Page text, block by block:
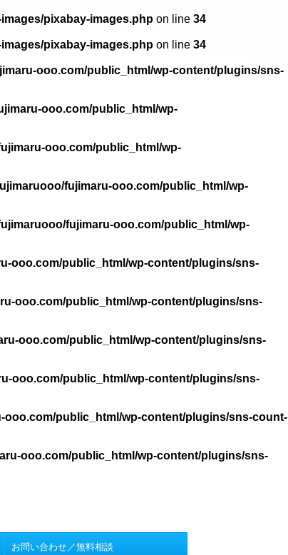
pixabay-images.php on line 34
pixabay-images.php on line 34
ooo.com/public_html/wp-content/plugins/sns-
ooo.com/public_html/wp-
ooo.com/public_html/wp-
fujimaru-ooo.com/public_html/wp-
fujimaru-ooo.com/public_html/wp-
ooo.com/public_html/wp-content/plugins/sns-
ooo.com/public_html/wp-content/plugins/sns-
ooo.com/public_html/wp-content/plugins/sns-
ooo.com/public_html/wp-content/plugins/sns-
ooo.com/public_html/wp-content/plugins/sns-count-
ooo.com/public_html/wp-content/plugins/sns-
お問い合わせ／無料相談